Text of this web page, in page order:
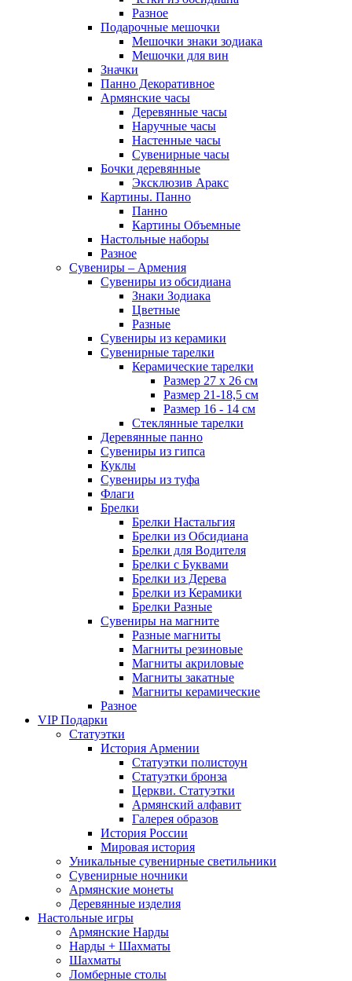
Разное
Подарочные мешочки
Мешочки знаки зодиака
Мешочки для вин
Значки
Панно Декоративное
Армянские часы
Деревянные часы
Наручные часы
Настенные часы
Сувенирные часы
Бочки деревянные
Эксклюзив Аракс
Картины. Панно
Панно
Картины Объемные
Настольные наборы
Разное
Сувениры – Армения
Сувениры из обсидиана
Знаки Зодиака
Цветные
Разные
Сувениры из керамики
Сувенирные тарелки
Керамические тарелки
Размер 27 х 26 см
Размер 21-18,5 см
Размер 16 - 14 см
Стеклянные тарелки
Деревянные панно
Сувениры из гипса
Куклы
Сувениры из туфа
Флаги
Брелки
Брелки Настальгия
Брелки из Обсидиана
Брелки для Водителя
Брелки с Буквами
Брелки из Дерева
Брелки из Керамики
Брелки Разные
Сувениры на магните
Разные магниты
Магниты резиновые
Магниты акриловые
Магниты закатные
Магниты керамические
Разное
VIP Подарки
Статуэтки
История Армении
Статуэтки полистоун
Статуэтки бронза
Церкви. Статуэтки
Армянский алфавит
Галерея образов
История России
Мировая история
Уникальные сувенирные светильники
Сувенирные ночники
Армянские монеты
Деревянные изделия
Настольные игры
Армянские Нарды
Нарды + Шахматы
Шахматы
Ломберные столы